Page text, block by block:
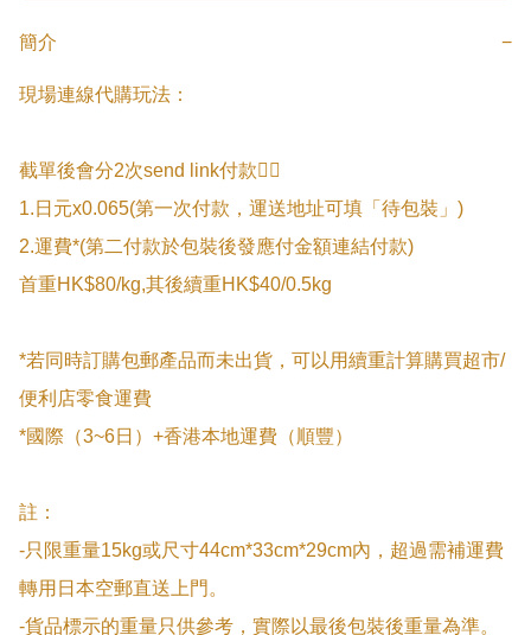
簡介 −
現場連線代購玩法：
截單後會分2次send link付款👇🏻
1.日元x0.065(第一次付款，運送地址可填「待包裝」)
2.運費*(第二付款於包裝後發應付金額連結付款)
首重HK$80/kg,其後續重HK$40/0.5kg
*若同時訂購包郵產品而未出貨，可以用續重計算購買超市/
便利店零食運費
*國際（3~6日）+香港本地運費（順豐）
註：
-只限重量15kg或尺寸44cm*33cm*29cm內，超過需補運費
轉用日本空郵直送上門。
-貨品標示的重量只供參考，實際以最後包裝後重量為準。